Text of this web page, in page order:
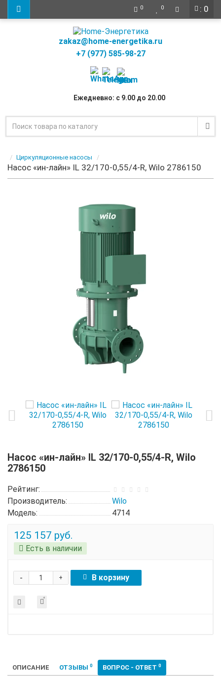
: 0
0 0
zakaz@home-energetika.ru
+7 (977) 585-98-27
Ежедневно: с 9.00 до 20.00
Циркуляционные насосы
Насос «ин-лайн» IL 32/170-0,55/4-R, Wilo 2786150
Насос «ин-лайн» IL 32/170-0,55/4-R, Wilo
2786150
Рейтинг:
Производитель:
Wilo
Модель:
4714
125 157 руб.
Есть в наличии
+
- В корзину
ОПИСАНИЕ ОТЗЫВЫ 0 ВОПРОС - ОТВЕТ 0